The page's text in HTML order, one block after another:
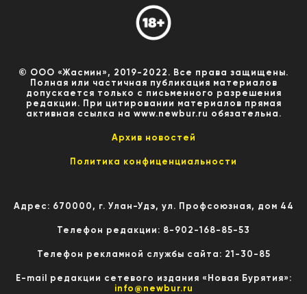
© ООО «Жасмин», 2019-2022. Все права защищены.
Полная или частичная публикация материалов
допускается только с письменного разрешения
редакции. При цитировании материалов прямая
активная ссылка на www.newbur.ru обязательна.
Архив новостей
Политика конфиценциальности
Адрес: 670000, г. Улан-Удэ, ул. Профсоюзная, дом 44
Телефон редакции: 8-902-168-85-53
Телефон рекламной службы сайта: 21-30-85
E-mail редакции сетевого издания «Новая Бурятия»:
info@newbur.ru